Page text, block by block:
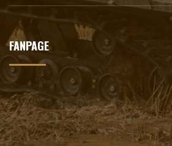
FANPAGE